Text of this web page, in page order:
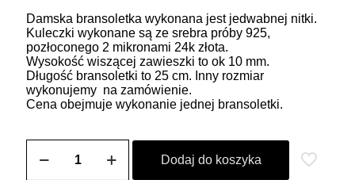
Damska bransoletka wykonana jest jedwabnej nitki.
Kuleczki wykonane są ze srebra próby 925,
pozłoconego 2 mikronami 24k złota.
Wysokość wiszącej zawieszki to ok 10 mm.
Długość bransoletki to 25 cm. Inny rozmiar
wykonujemy na zamówienie.
Cena obejmuje wykonanie jednej bransoletki.
ZOZO
Dodaj do koszyka